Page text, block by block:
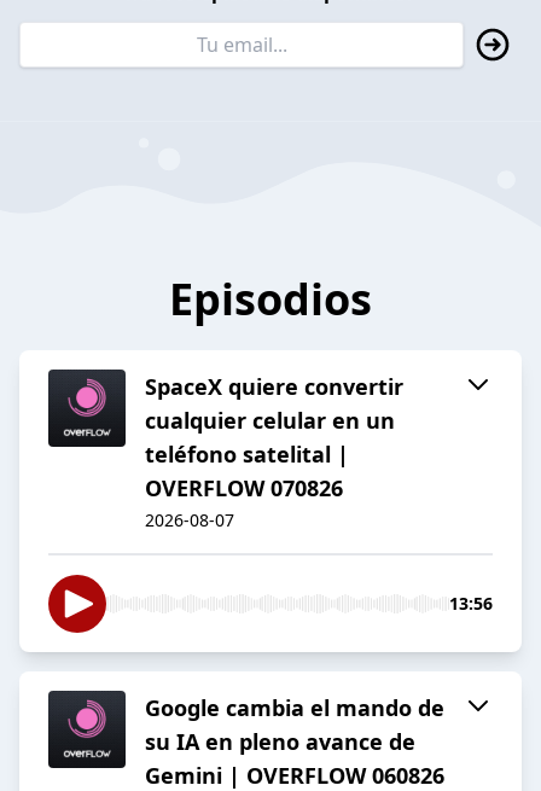
Episodios
SpaceX quiere convertir
cualquier celular en un
teléfono satelital |
OVERFLOW 070826
2026-08-07
13:56
Google cambia el mando de
su IA en pleno avance de
Gemini | OVERFLOW 060826